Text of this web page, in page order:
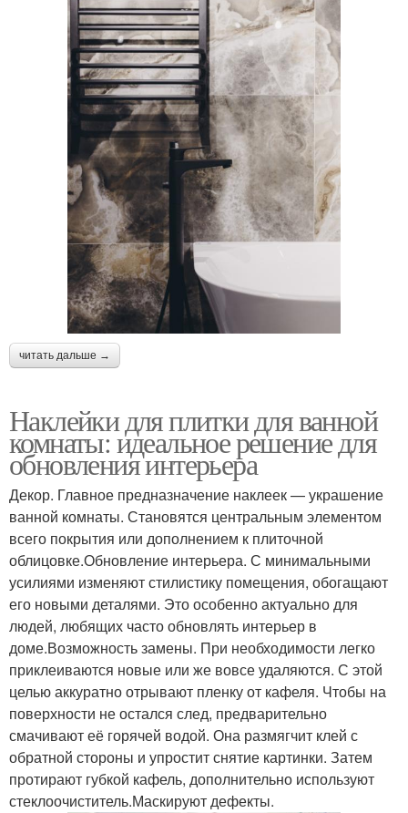
читать дальше →
Наклейки для плитки для ванной
комнаты: идеальное решение для
обновления интерьера
Декор. Главное предназначение наклеек — украшение
ванной комнаты. Становятся центральным элементом
всего покрытия или дополнением к плиточной
облицовке.Обновление интерьера. С минимальными
усилиями изменяют стилистику помещения, обогащают
его новыми деталями. Это особенно актуально для
людей, любящих часто обновлять интерьер в
доме.Возможность замены. При необходимости легко
приклеиваются новые или же вовсе удаляются. С этой
целью аккуратно отрывают пленку от кафеля. Чтобы на
поверхности не остался след, предварительно
смачивают её горячей водой. Она размягчит клей с
обратной стороны и упростит снятие картинки. Затем
протирают губкой кафель, дополнительно используют
стеклоочиститель.Маскируют дефекты.